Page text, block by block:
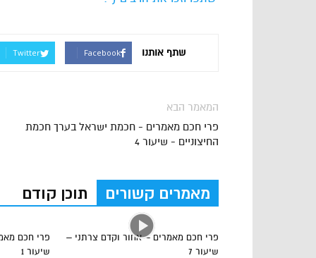
שתף אותנו Facebook
Twitter
המאמר הבא
פרי חכם מאמרים - חכמת ישראל בערך חכמת
החיצוניים - שיעור 4
מאמרים קשורים תוכן קודם
פרי חכם
שיעור 1
פרי חכם מאמרים – אחור וקדם צרתני –
שיעור 7